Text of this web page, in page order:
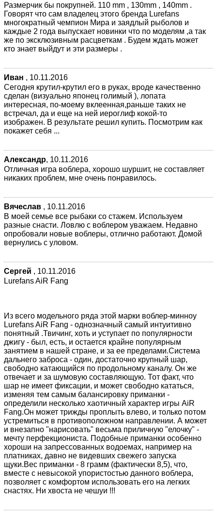
Размерчик бы покрупней. 110 mm , 130mm , 140mm .
Говорят что сам владелец этого бренда Lurefans
многократный чемпион Мира и заядлый рыболов и
каждые 2 года выпускает новинки что по моделям ,а так
же по эксклюзивным расцветкам . Будем ждать может
кто знает выйдут и эти размеры .
Иван , 10.11.2016
Сегодня крутил-крутил его в руках, вроде качественно
сделан (визуально японец голимый ), лопата
интересная, по-моему вклеенная,раньше таких не
встречал, да и еще на ней иероглиф кокой-то
изображен. В результате решил купить. Посмотрим как
покажет себя ...
Александр, 10.11.2016
Отличная игра воблера, хорошо шуршит, не составляет
никаких проблем, мне очень понравилось.
Вячеслав , 10.11.2016
В моей семье все рыбаки со стажем. Используем
разные снасти. Ловлю с воблером уважаем. Недавно
опробовали новые воблеры, отлично работают. Домой
вернулись с уловом.
Сергей , 10.11.2016
Lurefans AiR Fang
Из всего модельного ряда этой марки воблер-минноу
Lurefans AiR Fang - однозначный самый интуитивно
понятный .Твичинг, хоть и уступает по популярности
джигу - был, есть, и остается крайне популярным
занятием в нашей стране, и за ее пределами.Система
дальнего заброса - один, достаточно крупный шар,
свободно катающийся по продольному каналу. Он же
отвечает и за шумовую составляющую. Тот факт, что
шар не имеет фиксации, и может свободно кататься,
изменяя тем самым балансировку приманки -
определили несколько хаотичный характер игры AiR
Fang.Он может трижды проплыть влево, и только потом
устремиться в противоположном направлении. А может
и внезапно "нарисовать" весьма приличную "елочку" -
мечту перфекциониста. Подобные приманки особенно
хороши на запрессованных водоемах, например на
платниках, давно не видевших свежего запуска
щуки.Вес приманки - 8 грамм (фактически 8,5), что,
вместе с невысокой упористостью данного воблера,
позволяет с комфортом использовать его на легких
снастях. Ни хвоста не чешуи !!!